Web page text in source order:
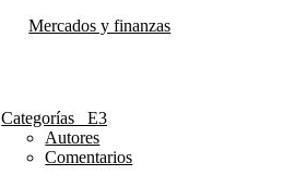
Mercados y finanzas
Categorías⠀E3
Autores
Comentarios